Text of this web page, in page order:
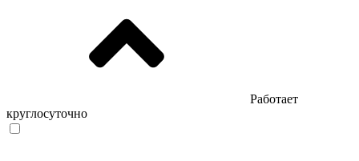
Работает
круглосуточно